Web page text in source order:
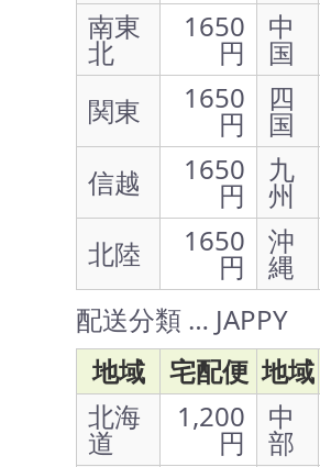
南東
北
1650
円
中
国
関東
1650
円
四
国
信越
1650
円
九
州
北陸
1650
円
沖
縄
配送分類 … JAPPY
地域
宅配便 地域
北海
道
1,200
円
中
部